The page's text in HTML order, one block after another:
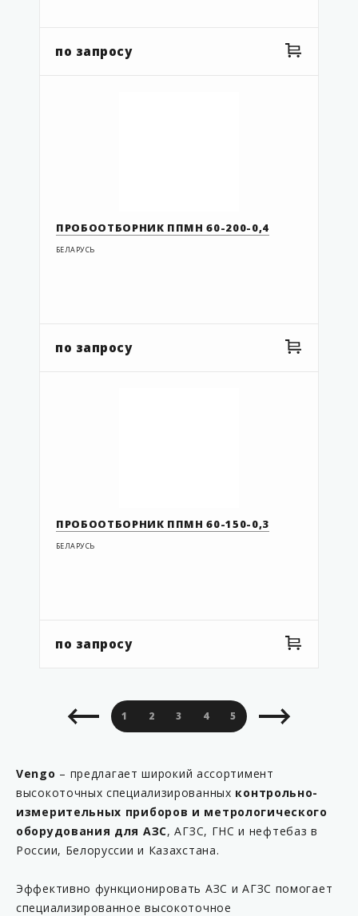
по запросу
ПРОБООТБОРНИК ППМН 60-200-0,4
БЕЛАРУСЬ
по запросу
ПРОБООТБОРНИК ППМН 60-150-0,3
БЕЛАРУСЬ
по запросу
1 2 3 4 5 6 7
Vengo – предлагает широкий ассортимент
высокоточных специализированных контрольно-
измерительных приборов и метрологического
оборудования для АЗС, АГЗС, ГНС и нефтебаз в
России, Белоруссии и Казахстана.
Эффективно функционировать АЗС и АГЗС помогает
специализированное высокоточное